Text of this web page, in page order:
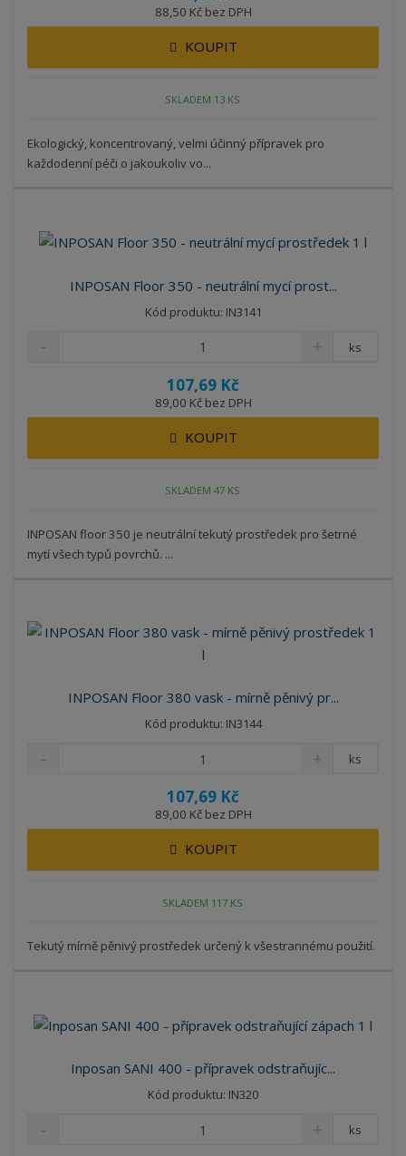
88,50 Kč bez DPH
KOUPIT
SKLADEM 13 KS
Ekologický, koncentrovaný, velmi účinný přípravek pro
každodenní péči o jakoukoliv vo...
INPOSAN Floor 350 - neutrální mycí prost...
Kód produktu: IN3141
107,69 Kč
89,00 Kč bez DPH
ks
KOUPIT
SKLADEM 47 KS
INPOSAN floor 350 je neutrální tekutý prostředek pro šetrné
mytí všech typů povrchů. ...
INPOSAN Floor 380 vask - mírně pěnivý pr...
Kód produktu: IN3144
107,69 Kč
89,00 Kč bez DPH
ks
KOUPIT
SKLADEM 117 KS
Tekutý mírně pěnivý prostředek určený k všestrannému použití.
Inposan SANI 400 - přípravek odstraňujíc...
Kód produktu: IN320
ks